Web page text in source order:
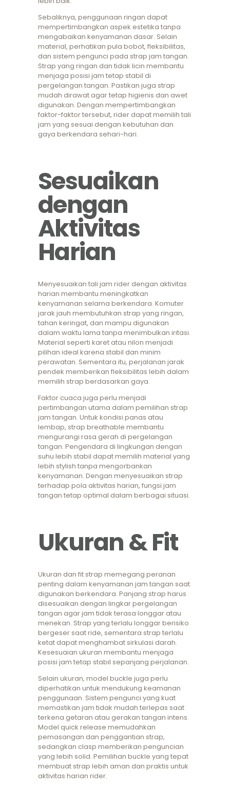
Sebaliknya, penggunaan ringan dapat
mempertimbangkan aspek estetika tanpa
mengabaikan kenyamanan dasar. Selain
material, perhatikan pula bobot, fleksibilitas,
dan sistem pengunci pada strap jam tangan.
Strap yang ringan dan tidak licin membantu
menjaga posisi jam tetap stabil di
pergelangan tangan. Pastikan juga strap
mudah dirawat agar tetap higienis dan awet
digunakan. Dengan mempertimbangkan
faktor-faktor tersebut, rider dapat memilih tali
jam yang sesuai dengan kebutuhan dan
gaya berkendara sehari-hari.
Sesuaikan
dengan
Aktivitas
Harian
Menyesuaikan tali jam rider dengan aktivitas
harian membantu meningkatkan
kenyamanan selama berkendara. Komuter
jarak jauh membutuhkan strap yang ringan,
tahan keringat, dan mampu digunakan
dalam waktu lama tanpa menimbulkan iritasi.
Material seperti karet atau nilon menjadi
pilihan ideal karena stabil dan minim
perawatan. Sementara itu, perjalanan jarak
pendek memberikan fleksibilitas lebih dalam
memilih strap berdasarkan gaya.
Faktor cuaca juga perlu menjadi
pertimbangan utama dalam pemilihan strap
jam tangan. Untuk kondisi panas atau
lembap, strap breathable membantu
mengurangi rasa gerah di pergelangan
tangan. Pengendara di lingkungan dengan
suhu lebih stabil dapat memilih material yang
lebih stylish tanpa mengorbankan
kenyamanan. Dengan menyesuaikan strap
terhadap pola aktivitas harian, fungsi jam
tangan tetap optimal dalam berbagai situasi.
Ukuran & Fit
Ukuran dan fit strap memegang peranan
penting dalam kenyamanan jam tangan saat
digunakan berkendara. Panjang strap harus
disesuaikan dengan lingkar pergelangan
tangan agar jam tidak terasa longgar atau
menekan. Strap yang terlalu longgar berisiko
bergeser saat ride, sementara strap terlalu
ketat dapat menghambat sirkulasi darah.
Kesesuaian ukuran membantu menjaga
posisi jam tetap stabil sepanjang perjalanan.
Selain ukuran, model buckle juga perlu
diperhatikan untuk mendukung keamanan
penggunaan. Sistem pengunci yang kuat
memastikan jam tidak mudah terlepas saat
terkena getaran atau gerakan tangan intens.
Model quick release memudahkan
pemasangan dan penggantian strap,
sedangkan clasp memberikan penguncian
yang lebih solid. Pemilihan buckle yang tepat
membuat strap lebih aman dan praktis untuk
aktivitas harian rider.